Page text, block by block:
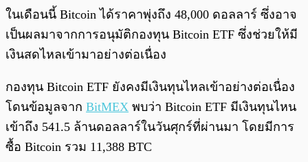
ในเดือนนี้ Bitcoin ได้ราคาพุ่งถึง 48,000 ดอลลาร์ ซึ่งอาจ
เป็นผลมาจากการอนุมัติกองทุน Bitcoin ETF ซึ่งช่วยให้มี
เงินสดไหลเข้ามาอย่างต่อเนื่อง
กองทุน Bitcoin ETF ยังคงมีเงินทุนไหลเข้าอย่างต่อเนื่อง
โดนข้อมูลจาก BitMEX พบว่า Bitcoin ETF มีเงินทุนไหน
เข้าถึง 541.5 ล้านดอลลาร์ในวันศุกร์ที่ผ่านมา โดยมีการ
ซื้อ Bitcoin รวม 11,388 BTC